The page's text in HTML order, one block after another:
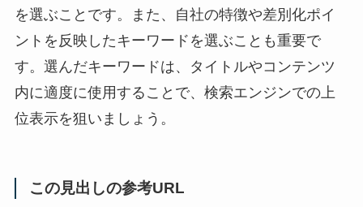
を選ぶことです。また、自社の特徴や差別化ポイ
ントを反映したキーワードを選ぶことも重要で
す。選んだキーワードは、タイトルやコンテンツ
内に適度に使用することで、検索エンジンでの上
位表示を狙いましょう。
この見出しの参考URL